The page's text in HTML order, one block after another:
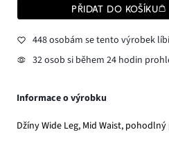
PŘIDAT DO KOŠÍKU
448 osobám se tento výrobek líbí
32 osob si během 24 hodin
Informace o výrobku
Džíny Wide Leg, Mid Waist,